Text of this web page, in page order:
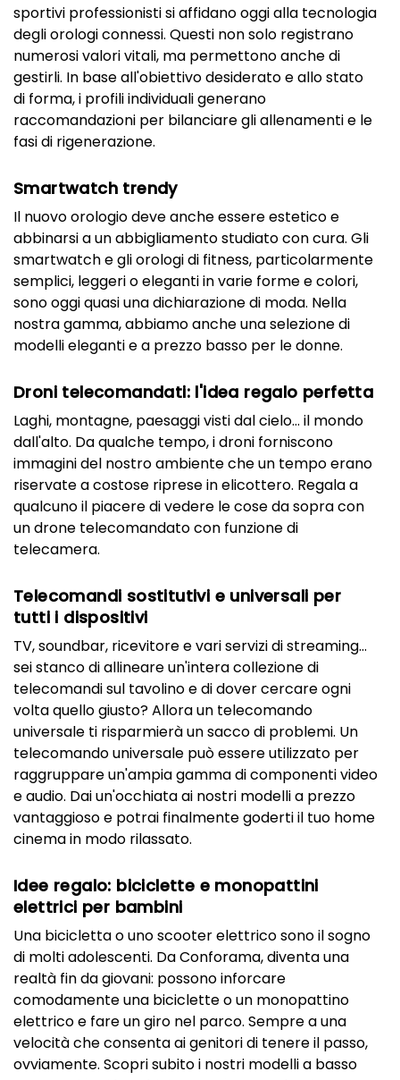
sportivi professionisti si affidano oggi alla tecnologia
degli orologi connessi. Questi non solo registrano
numerosi valori vitali, ma permettono anche di
gestirli. In base all'obiettivo desiderato e allo stato
di forma, i profili individuali generano
raccomandazioni per bilanciare gli allenamenti e le
fasi di rigenerazione.
Smartwatch trendy
Il nuovo orologio deve anche essere estetico e
abbinarsi a un abbigliamento studiato con cura. Gli
smartwatch e gli orologi di fitness, particolarmente
semplici, leggeri o eleganti in varie forme e colori,
sono oggi quasi una dichiarazione di moda. Nella
nostra gamma, abbiamo anche una selezione di
modelli eleganti e a prezzo basso per le donne.
Droni telecomandati: l'idea regalo perfetta
Laghi, montagne, paesaggi visti dal cielo... il mondo
dall'alto. Da qualche tempo, i droni forniscono
immagini del nostro ambiente che un tempo erano
riservate a costose riprese in elicottero. Regala a
qualcuno il piacere di vedere le cose da sopra con
un drone telecomandato con funzione di
telecamera.
Telecomandi sostitutivi e universali per
tutti i dispositivi
TV, soundbar, ricevitore e vari servizi di streaming...
sei stanco di allineare un'intera collezione di
telecomandi sul tavolino e di dover cercare ogni
volta quello giusto? Allora un telecomando
universale ti risparmierà un sacco di problemi. Un
telecomando universale può essere utilizzato per
raggruppare un'ampia gamma di componenti video
e audio. Dai un'occhiata ai nostri modelli a prezzo
vantaggioso e potrai finalmente goderti il tuo home
cinema in modo rilassato.
Idee regalo: biciclette e monopattini
elettrici per bambini
Una bicicletta o uno scooter elettrico sono il sogno
di molti adolescenti. Da Conforama, diventa una
realtà fin da giovani: possono inforcare
comodamente una biciclette o un monopattino
elettrico e fare un giro nel parco. Sempre a una
velocità che consenta ai genitori di tenere il passo,
ovviamente. Scopri subito i nostri modelli a basso